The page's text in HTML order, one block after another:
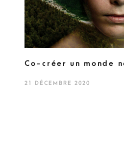
Co-créer un monde
21 DÉCEMBRE 2020